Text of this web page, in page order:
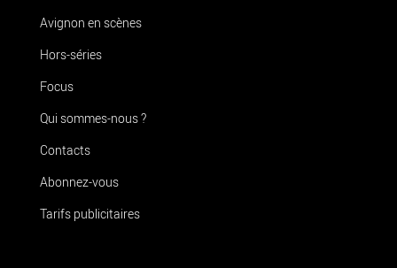
Avignon en scènes
Hors-séries
Focus
Qui sommes-nous ?
Contacts
Abonnez-vous
Tarifs publicitaires